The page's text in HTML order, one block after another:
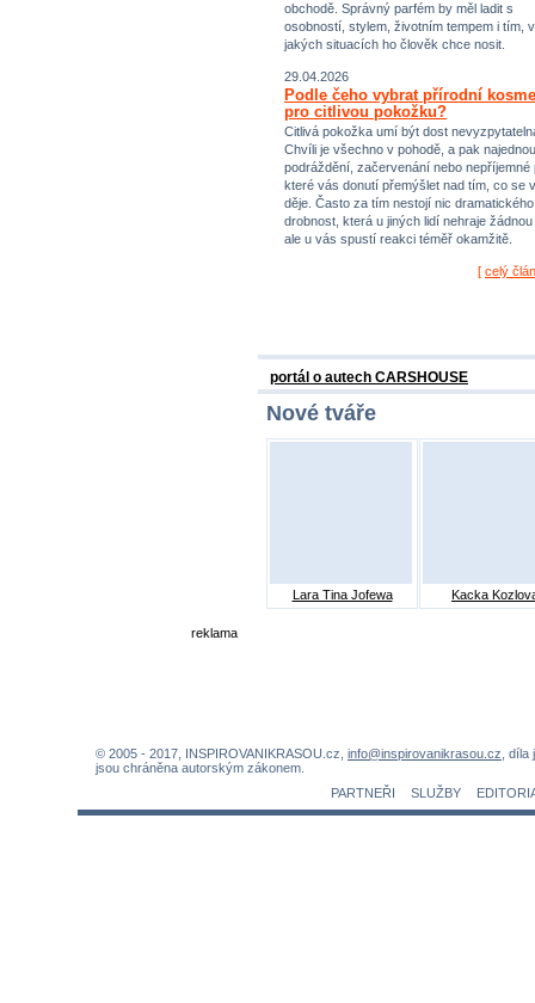
obchodě. Správný parfém by měl ladit s
osobností, stylem, životním tempem i tím, v
jakých situacích ho člověk chce nosit.
29.04.2026
Podle čeho vybrat přírodní
pro citlivou pokožku?
Citlivá pokožka umí být dost
Chvíli je všechno v pohodě, a pak
podráždění, začervenání nebo nepříjemné
které vás donutí přemýšlet nad tím, co se
děje. Často za tím nestojí nic
drobnost, která u jiných lidí nehraje žádnou
ale u vás spustí reakci téměř okamžitě.
[ celý
portál o autech CARSHOUSE
Nové tváře
Lara Tina Jofewa Kacka
reklama
© 2005 - 2017, INSPIROVANIKRASOU.cz, info@inspirovanikrasou.cz ,
jsou chráněna autorským zákonem.
PARTNEŘI
SLUŽBY